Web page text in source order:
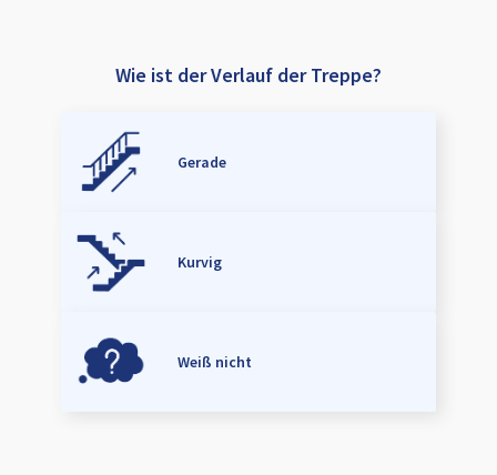
Wie ist der Verlauf der Treppe?
Gerade
Kurvig
Weiß nicht